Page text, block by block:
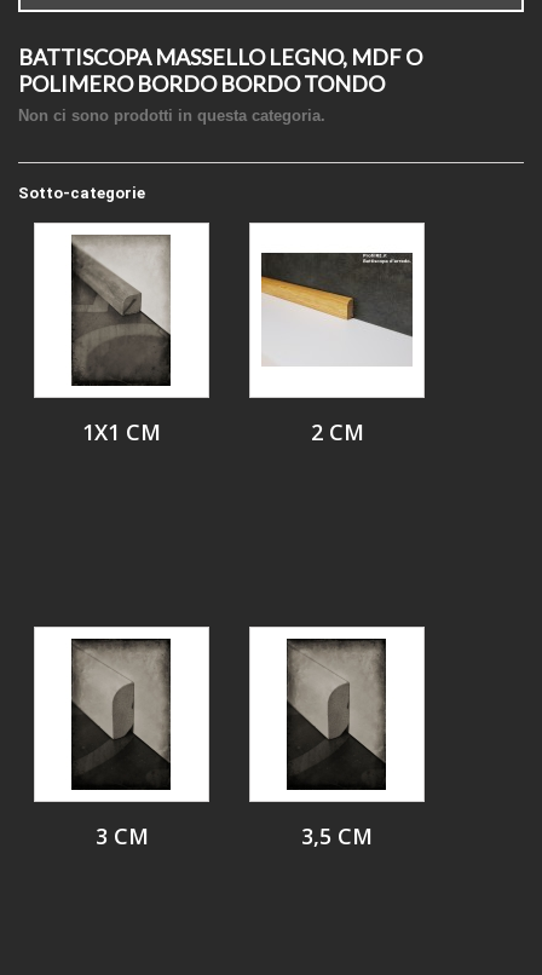
BATTISCOPA MASSELLO LEGNO, MDF O
POLIMERO BORDO BORDO TONDO
Non ci sono prodotti in questa categoria.
Sotto-categorie
1X1 CM 2 CM
3 CM 3,5 CM